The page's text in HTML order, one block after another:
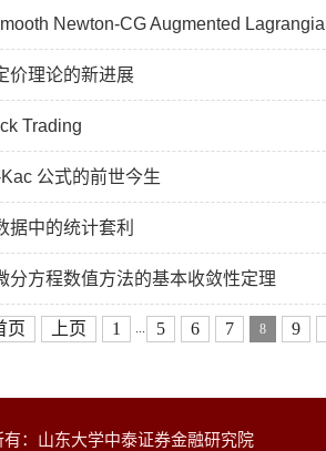
Newton-CG Augmented
价理论的新进展
Trading
公式的前世今生
据中的统计套利
分方程数值方法的基本收敛性定理
页 上页 1 5 6 7 8 9
有：山东大学中泰证券金融研究院